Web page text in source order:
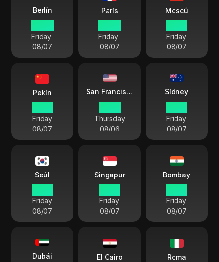
Berlín
Friday
08/07
París
Friday
08/07
Moscú
Friday
08/07
Pekín
Friday
08/07
San Francisco
Thursday
08/06
Sídney
Friday
08/07
Seúl
Friday
08/07
Singapur
Friday
08/07
Bombay
Friday
08/07
Dubái El Cairo Roma